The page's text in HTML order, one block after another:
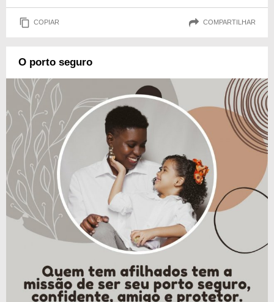
COPIAR COMPARTILHAR
O porto seguro